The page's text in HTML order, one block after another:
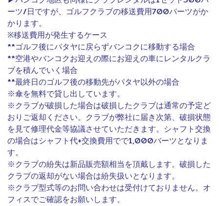
ーツ/日ですが、ゴルフクラブの移送費用700バーツがか
かります。
※移送費用が発生するケース
**ゴルフ後にパタヤに戻らずバンコクに移動する場合
**空港やバンコクお迎えの際にお迎えの車にレンタルクラ
ブを積んでいく場合
**最終日のゴルフ後の移動先がパタヤ以外の場合
※傘を無料で貸し出しています。
※クラブが破損した場合は破損したクラブは通常の予定ど
おりご返却ください。クラブが弊社に届き次第、破損状態
を見て修理代金等協議させていただきます。シャフト交換
の場合はシャフト代+交換費用でで1,000バーツとなりま
す。
※クラブの紛失は新品販売額相当を頂戴します。破損した
クラブの返却がない場合は紛失扱いとなります。
※クラブ型式等のお問い合わせは受付けておりません。オ
フィスでご確認をお願いします。